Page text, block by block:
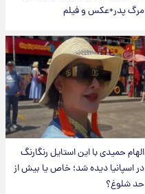
مرگ پدر+عکس و فیلم
الهام حمیدی با این استایل رنگارنگ
در اسپانیا دیده شد؛ خاص یا بیش از
حد شلوغ؟